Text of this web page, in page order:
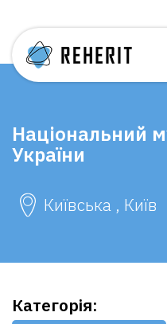
Національний
України
Київська , Київ
Категорія: